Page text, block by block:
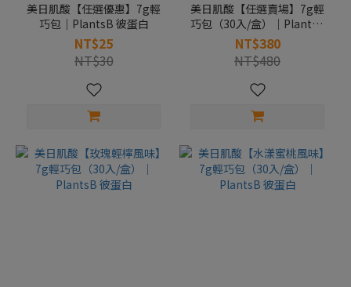
美日肌酸【任選優惠】7g輕
巧包｜PlantsB 彼蛋白
NT$25
NT$30
美日肌酸【任選賣場】7g輕
巧包（30入/盒）｜PlantsB
彼蛋白
NT$380
NT$480